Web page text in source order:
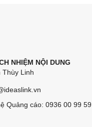
NHIỆM NỘI DUNG
Thùy Linh
Quảng cáo: 0936 00 99 59